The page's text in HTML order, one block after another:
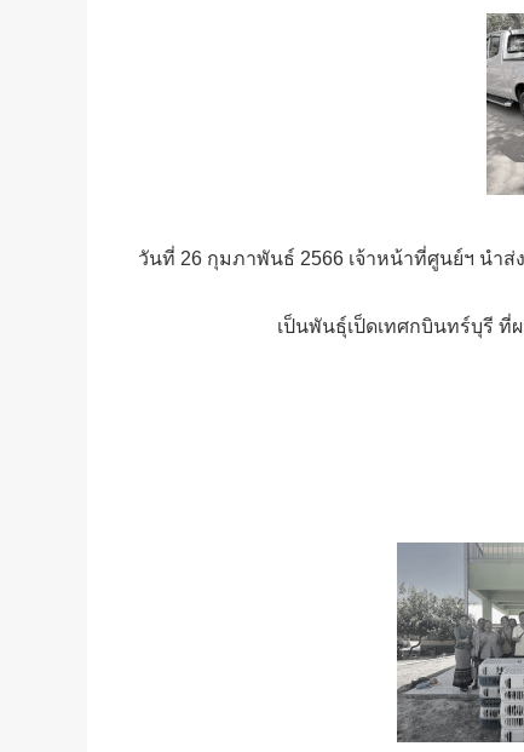
วันที่ 26 กุมภาพันธ์ 2566 เจ้าหน้าที่ศูนย์ฯ นำ
เป็นพันธุ์เป็ดเทศกบินทร์บุรี